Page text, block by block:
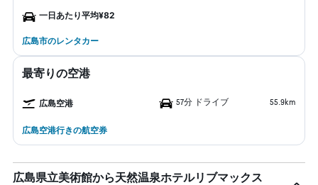
一日あたり平均¥82
広島市のレンタカー
最寄りの空港
広島空港 57分 ドライブ 55.9km
広島空港行きの航空券
広島県立美術館から天然温泉ホテルリブマックス